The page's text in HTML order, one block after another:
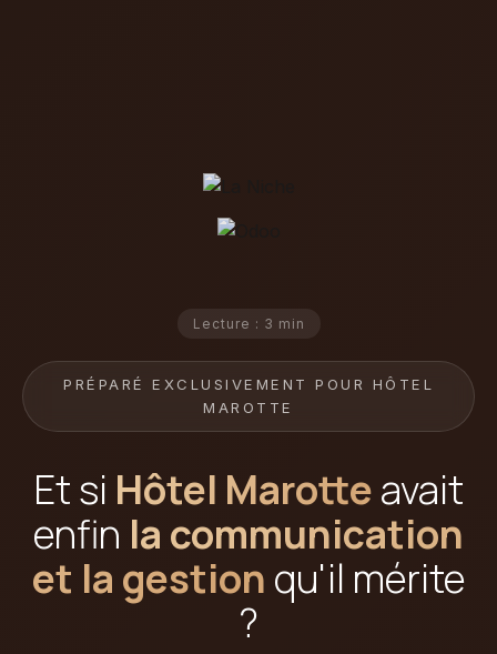
Lecture : 3 min
PRÉPARÉ EXCLUSIVEMENT POUR HÔTEL
MAROTTE
Et si Hôtel Marotteavait
enfin la communication
et la gestion qu'il mérite
?